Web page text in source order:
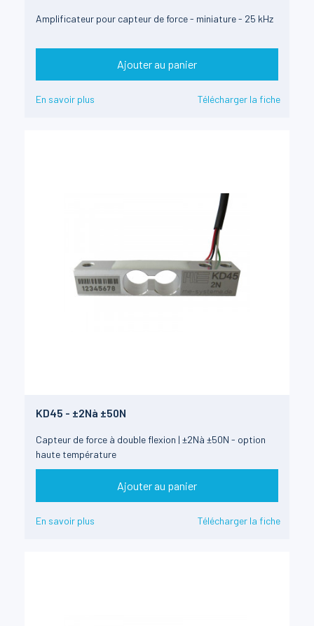
Amplificateur pour capteur de force - miniature - 25 kHz
Ajouter au panier
En savoir plus Télécharger la fiche
KD45 - ±2Nà ±50N
Capteur de force à double flexion | ±2Nà ±50N - option
haute température
Ajouter au panier
En savoir plus Télécharger la fiche